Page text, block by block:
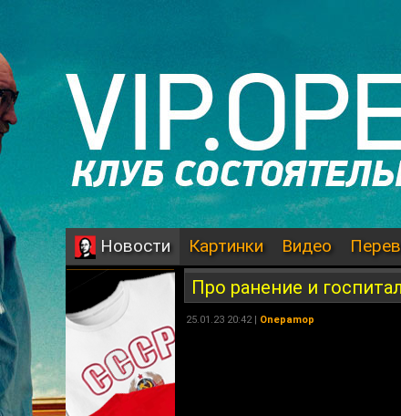
Новости Картинки Видео
Про ранение и
25.01.23 20:42 | Onepamop